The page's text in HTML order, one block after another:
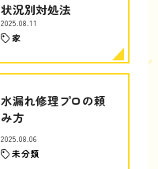
状況別対処法
2025.08.11
家
水漏れ修理プロの頼
み方
2025.08.06
未分類